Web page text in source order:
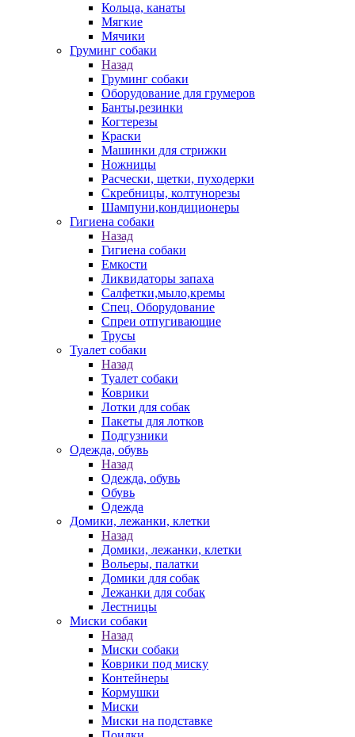
Кольца, канаты
Мягкие
Мячики
Груминг собаки
Назад
Груминг собаки
Оборудование для грумеров
Банты,резинки
Когтерезы
Краски
Машинки для стрижки
Ножницы
Расчески, щетки, пуходерки
Скребницы, колтунорезы
Шампуни,кондиционеры
Гигиена собаки
Назад
Гигиена собаки
Емкости
Ликвидаторы запаха
Салфетки,мыло,кремы
Спец. Оборудование
Спреи отпугивающие
Трусы
Туалет собаки
Назад
Туалет собаки
Коврики
Лотки для собак
Пакеты для лотков
Подгузники
Одежда, обувь
Назад
Одежда, обувь
Обувь
Одежда
Домики, лежанки, клетки
Назад
Домики, лежанки, клетки
Вольеры, палатки
Домики для собак
Лежанки для собак
Лестницы
Миски собаки
Назад
Миски собаки
Коврики под миску
Контейнеры
Кормушки
Миски
Миски на подставке